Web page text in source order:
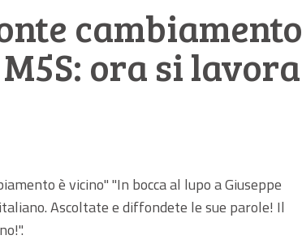
cambiamento
ora si lavora
è vicino" "In bocca al lupo a Giuseppe
Ascoltate e diffondete le sue parole! Il